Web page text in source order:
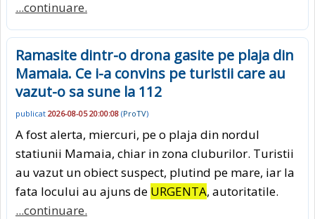
...continuare.
Ramasite dintr-o drona gasite pe plaja din
Mamaia. Ce i-a convins pe turistii care au
vazut-o sa sune la 112
publicat 2026-08-05 20:00:08 (ProTV)
A fost alerta, miercuri, pe o plaja din nordul
statiunii Mamaia, chiar in zona cluburilor. Turistii
au vazut un obiect suspect, plutind pe mare, iar la
fata locului au ajuns de URGENTA, autoritatile.
...continuare.